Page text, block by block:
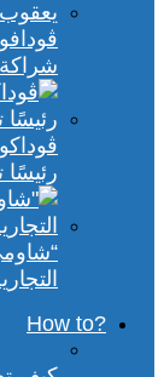
شراكة
رئيسًا
?How to